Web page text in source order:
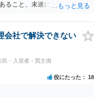
ること、未遂に終わっている
ょう。
会社で解決できない
民・入居者・買主側
役にたった 18